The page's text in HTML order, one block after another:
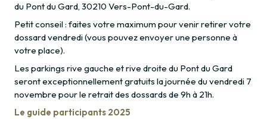
du Pont du Gard, 30210 Vers-Pont-du-Gard.
Petit conseil : faites votre maximum pour venir retirer votre
dossard vendredi (vous pouvez envoyer une personne à
votre place).
Les parkings rive gauche et rive droite du Pont du Gard
seront exceptionnellement gratuits la journée du vendredi 7
novembre pour le retrait des dossards de 9h à 21h.
Le guide participants 2025